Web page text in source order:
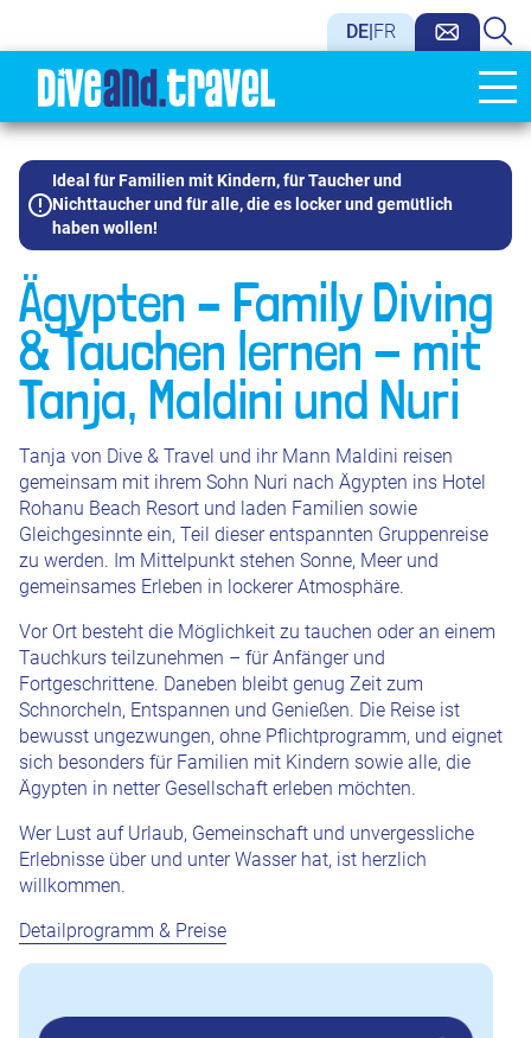
DE FR
Ideal für Familien mit Kindern, für Taucher und
Nichttaucher und für alle, die es locker und gemütlich
haben wollen!
Ägypten – Family Diving
& Tauchen lernen - mit
Tanja, Maldini und Nuri
Tanja von Dive & Travel und ihr Mann Maldini reisen
gemeinsam mit ihrem Sohn Nuri nach Ägypten ins Hotel
Rohanu Beach Resort und laden Familien sowie
Gleichgesinnte ein, Teil dieser entspannten Gruppenreise
zu werden. Im Mittelpunkt stehen Sonne, Meer und
gemeinsames Erleben in lockerer Atmosphäre.
Vor Ort besteht die Möglichkeit zu tauchen oder an einem
Tauchkurs teilzunehmen – für Anfänger und
Fortgeschrittene. Daneben bleibt genug Zeit zum
Schnorcheln, Entspannen und Genießen. Die Reise ist
bewusst ungezwungen, ohne Pflichtprogramm, und eignet
sich besonders für Familien mit Kindern sowie alle, die
Ägypten in netter Gesellschaft erleben möchten.
Wer Lust auf Urlaub, Gemeinschaft und unvergessliche
Erlebnisse über und unter Wasser hat, ist herzlich
willkommen.
Detailprogramm & Preise